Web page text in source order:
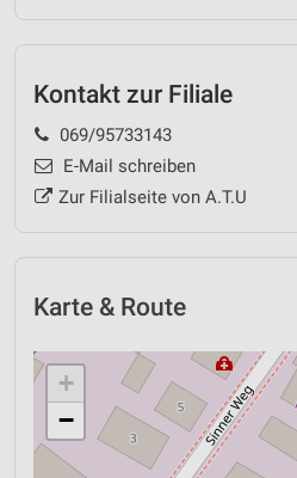
Kontakt zur Filiale
069/95733143
E-Mail schreiben
Zur Filialseite von A.T.U
Karte & Route
+
−